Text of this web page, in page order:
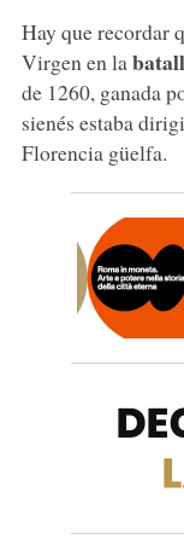
Hay que recordar
Virgen en la
de 1260, ganada
sienés estaba
Florencia güelfa.